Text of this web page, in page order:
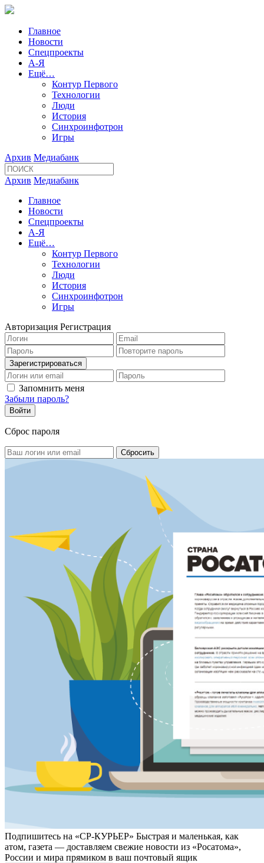
Главное
Новости
Спецпроекты
А-Я
Ещё…
Контур Первого
Технологии
Люди
История
Синхроинфотрон
Игры
Архив Медиабанк
Архив Медиабанк
Главное
Новости
Спецпроекты
А-Я
Ещё…
Контур Первого
Технологии
Люди
История
Синхроинфотрон
Игры
Авторизация Регистрация
Запомнить меня
Забыли пароль?
Сброс пароля
Подпишитесь на «СР-КУРЬЕР» Быстрая и маленькая, как
атом, газета — доставляем свежие новости из «Росатома»,
России и мира прямиком в ваш почтовый ящик